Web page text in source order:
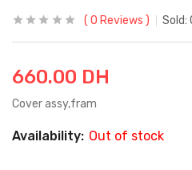
0 Reviews Sold:
660.00 DH
Cover assy,fram
Availability: Out of stock